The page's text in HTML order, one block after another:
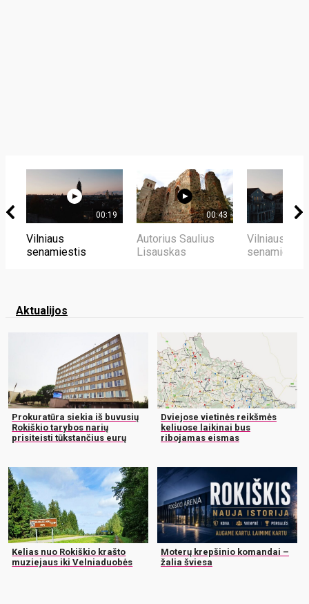
00:19
Vilniaus
senamiestis
00:43
Autorius Saulius
Lisauskas
Vilniaus
senamiestis
Aktualijos
Prokuratūra siekia iš buvusių
Rokiškio tarybos narių
prisiteisti tūkstančius eurų
Dviejose vietinės reikšmės
keliuose laikinai bus
ribojamas eismas
Kelias nuo Rokiškio krašto
muziejaus iki Velniaduobės
Moterų krepšinio komandai –
žalia šviesa